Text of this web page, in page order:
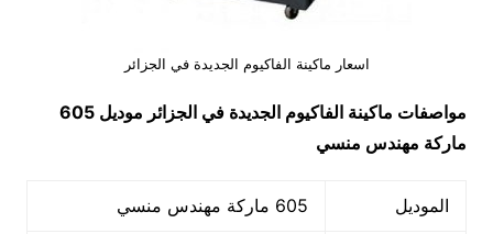
اسعار ماكينة الفاكيوم الجديدة في الجزائر
مواصفات ماكينة الفاكيوم الجديدة في الجزائر
موديل 605
ماركة مهندس منسي
الموديل 605 ماركة مهندس منسي